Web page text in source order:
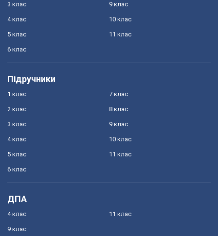
3 клас
4 клас
5 клас
6 клас
9 клас
10 клас
11 клас
Підручники
1 клас
2 клас
3 клас
4 клас
5 клас
6 клас
7 клас
8 клас
9 клас
10 клас
11 клас
ДПА
4 клас
9 клас
11 клас